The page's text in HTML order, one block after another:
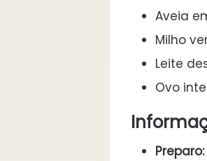
Aveia
Milho
Leite
Ovo
Preparo: